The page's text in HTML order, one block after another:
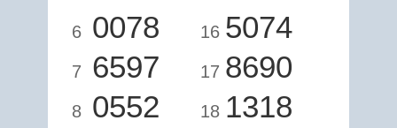
6 0078
7 6597
8 0552
16 5074
17 8690
18 1318